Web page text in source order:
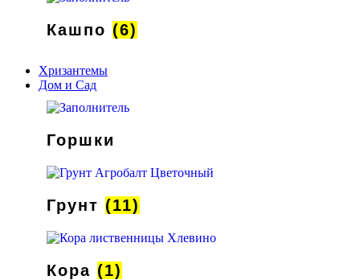
Кашпо (6)
Хризантемы
Дом и Сад
Горшки
Грунт (11)
Кора (1)